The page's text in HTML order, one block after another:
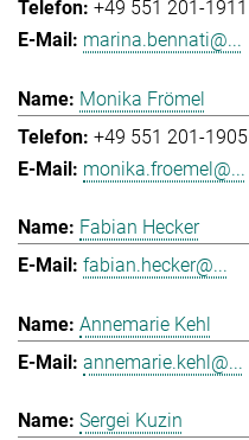
+49 551 201-1911
marina.bennati@...
Monika Frömel
+49 551 201-1905
monika.froemel@...
Fabian Hecker
fabian.hecker@...
Annemarie Kehl
annemarie.kehl@...
Sergei Kuzin